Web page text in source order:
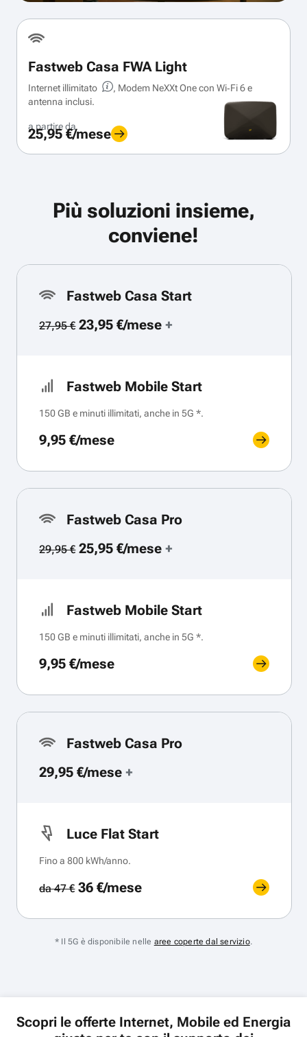
Fastweb Casa FWA Light
Internet illimitato
, Modem NeXXt One con Wi‑Fi 6 e
antenna inclusi.
a partire da
25,95 €/mese
Più soluzioni insieme,
conviene!
Fastweb Casa Start
27,95 €23,95 €/mese+
Fastweb Mobile Start
150 GB e minuti illimitati, anche in 5G *.
9,95 €/mese
Fastweb Casa Pro
29,95 €25,95 €/mese+
Fastweb Mobile Start
150 GB e minuti illimitati, anche in 5G *.
9,95 €/mese
Fastweb Casa Pro
29,95 €/mese +
Luce Flat Start
Fino a 800 kWh/anno.
da 47 €36 €/mese
* Il 5G è disponibile nelle aree coperte dal servizio.
Scopri le offerte Internet, Mobile ed Energia